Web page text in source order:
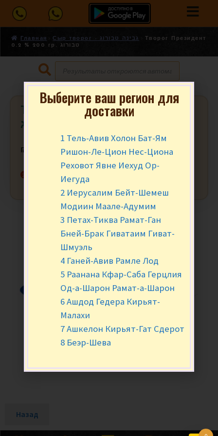
Главная Сыр творог - גבינה טבורוג
Творог Президент
0.2 % 200 гр. טבורוג
Творог Президент 0.2 % 200 гр.
טבורוג
₪ за уп.
Нет в наличии
Назад
Выберите ваш регион для
доставки
1 Тель-Авив Холон Бат-Ям
Ришон-Ле-Цион Нес-Циона
Реховот Явне Иехуд Ор-
Иегуда
2 Иерусалим Бейт-Шемеш
Модиин Маале-Адумим
3 Петах-Тиква Рамат-Ган
Бней-Брак Гиватаим Гиват-
Шмуэль
4 Ганей-Авив Рамле Лод
5 Раанана Кфар-Саба Герцлия
Од-а-Шарон Рамат-а-Шарон
6 Ашдод Гедера Кирьят-
Малахи
7 Ашкелон Кирьят-Гат Сдерот
8 Беэр-Шева